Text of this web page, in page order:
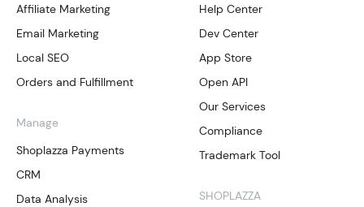
Affiliate Marketing
Email Marketing
Local SEO
Orders and Fulfillment
Manage
Shoplazza Payments
CRM
Data Analysis
Help Center
Dev Center
App Store
Open API
Our Services
Compliance
Trademark Tool
SHOPLAZZA